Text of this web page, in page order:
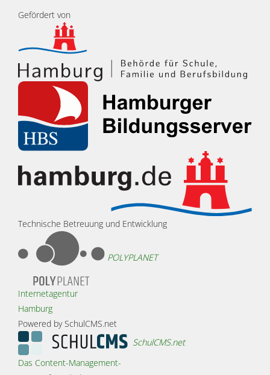
Gefördert von
Technische Betreuung und Entwicklung
POLYPLANET
Internetagentur
Hamburg
Powered by SchulCMS.net
SchulCMS.net
Das Content-Management-